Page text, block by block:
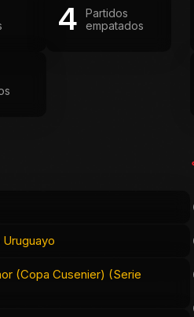
4
Partidos
empatados
(Copa Cusenier) (Serie